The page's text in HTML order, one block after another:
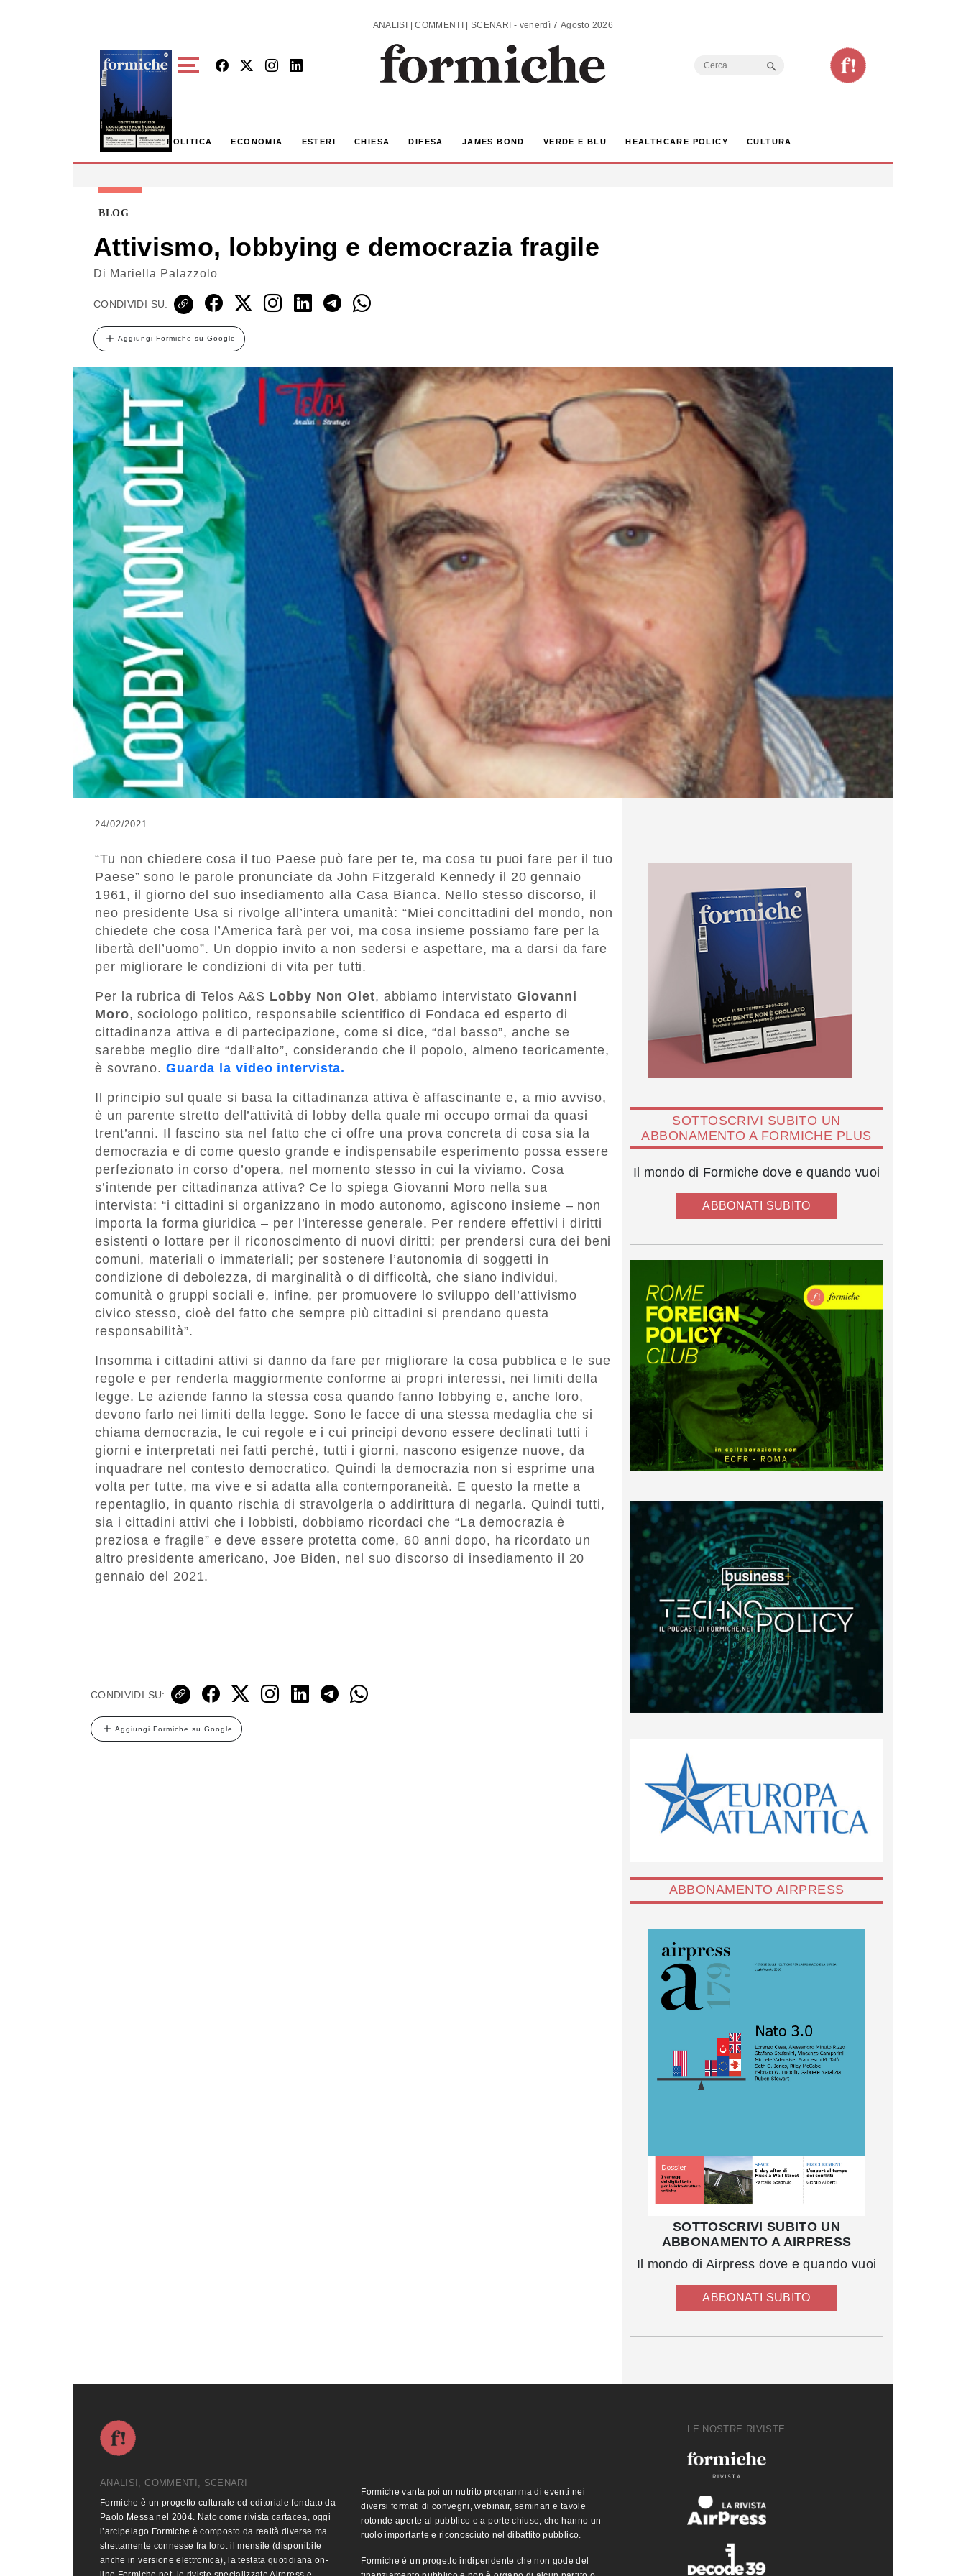
ANALISI | COMMENTI | SCENARI - venerdì 7 Agosto 2026
Search
POLITICA ECONOMIA ESTERI CHIESA DIFESA JAMES BOND VERDE E BLU HEALTHCARE POLICY CULTURA
BLOG
Attivismo, lobbying e democrazia fragile
Di Mariella Palazzolo
CONDIVIDI SU:
Aggiungi Formiche su Google
24/02/2021
“Tu non chiedere cosa il tuo Paese può fare per te, ma cosa tu puoi fare per il tuo
Paese” sono le parole pronunciate da John Fitzgerald Kennedy il 20 gennaio
1961, il giorno del suo insediamento alla Casa Bianca. Nello stesso discorso, il
neo presidente Usa si rivolge all’intera umanità: “Miei concittadini del mondo, non
chiedete che cosa l’America farà per voi, ma cosa insieme possiamo fare per la
libertà dell’uomo”. Un doppio invito a non sedersi e aspettare, ma a darsi da fare
per migliorare le condizioni di vita per tutti.
Per la rubrica di Telos A&S Lobby Non Olet, abbiamo intervistato Giovanni
Moro, sociologo politico, responsabile scientifico di Fondaca ed esperto di
cittadinanza attiva e di partecipazione, come si dice, “dal basso”, anche se
sarebbe meglio dire “dall’alto”, considerando che il popolo, almeno teoricamente,
è sovrano. Guarda la video intervista.
Il principio sul quale si basa la cittadinanza attiva è affascinante e, a mio avviso,
è un parente stretto dell’attività di lobby della quale mi occupo ormai da quasi
trent’anni. Il fascino sta nel fatto che ci offre una prova concreta di cosa sia la
democrazia e di come questo grande e indispensabile esperimento possa essere
perfezionato in corso d’opera, nel momento stesso in cui la viviamo. Cosa
s’intende per cittadinanza attiva? Ce lo spiega Giovanni Moro nella sua
intervista: “i cittadini si organizzano in modo autonomo, agiscono insieme – non
importa la forma giuridica – per l’interesse generale. Per rendere effettivi i diritti
esistenti o lottare per il riconoscimento di nuovi diritti; per prendersi cura dei beni
comuni, materiali o immateriali; per sostenere l’autonomia di soggetti in
condizione di debolezza, di marginalità o di difficoltà, che siano individui,
comunità o gruppi sociali e, infine, per promuovere lo sviluppo dell’attivismo
civico stesso, cioè del fatto che sempre più cittadini si prendano questa
responsabilità”.
Insomma i cittadini attivi si danno da fare per migliorare la cosa pubblica e le sue
regole e per renderla maggiormente conforme ai propri interessi, nei limiti della
legge. Le aziende fanno la stessa cosa quando fanno lobbying e, anche loro,
devono farlo nei limiti della legge. Sono le facce di una stessa medaglia che si
chiama democrazia, le cui regole e i cui principi devono essere declinati tutti i
giorni e interpretati nei fatti perché, tutti i giorni, nascono esigenze nuove, da
inquadrare nel contesto democratico. Quindi la democrazia non si esprime una
volta per tutte, ma vive e si adatta alla contemporaneità. E questo la mette a
repentaglio, in quanto rischia di stravolgerla o addirittura di negarla. Quindi tutti,
sia i cittadini attivi che i lobbisti, dobbiamo ricordaci che “La democrazia è
preziosa e fragile” e deve essere protetta come, 60 anni dopo, ha ricordato un
altro presidente americano, Joe Biden, nel suo discorso di insediamento il 20
gennaio del 2021.
CONDIVIDI SU:
Aggiungi Formiche su Google
SOTTOSCRIVI SUBITO UN
ABBONAMENTO A FORMICHE PLUS
Il mondo di Formiche dove e quando vuoi
ABBONATI SUBITO
ABBONAMENTO AIRPRESS
SOTTOSCRIVI SUBITO UN
ABBONAMENTO A AIRPRESS
Il mondo di Airpress dove e quando vuoi
ABBONATI SUBITO
ANALISI, COMMENTI, SCENARI
Formiche è un progetto culturale ed editoriale fondato da
Paolo Messa nel 2004. Nato come rivista cartacea, oggi
l’arcipelago Formiche è composto da realtà diverse ma
strettamente connesse fra loro: il mensile (disponibile
anche in versione elettronica), la testata quotidiana on-
Formiche vanta poi un nutrito programma di eventi nei
diversi formati di convegni, webinair, seminari e tavole
rotonde aperte al pubblico e a porte chiuse, che hanno un
ruolo importante e riconosciuto nel dibattito pubblico.
Formiche è un progetto indipendente che non gode del
LE NOSTRE RIVISTE